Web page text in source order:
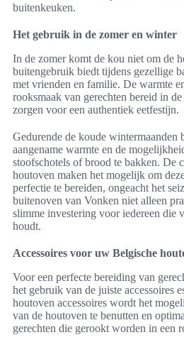
buitenkeuken.
Het gebruik in de zomer en winter
In de zomer komt de kou niet om de
buitengebruik biedt tijdens gezellige
met vrienden en familie. De warmte
rooksmaak van gerechten bereid in
zorgen voor een authentiek eetfestijn.
Gedurende de koude wintermaanden
aangename warmte en de
stoofschotels of brood te bakken. De
houtoven maken het mogelijk om
perfectie te bereiden, ongeacht het
buitenoven van Vonken niet alleen
slimme investering voor iedereen die
houdt.
Accessoires voor uw Belgische
Voor een perfecte bereiding van
het gebruik van de juiste accessoires
houtoven accessoires wordt het
van de houtoven te benutten en
gerechten die gerookt worden in een